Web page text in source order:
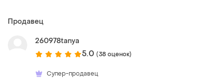
Продавец
260978tanya
5.0 (38 оценок)
Супер-продавец